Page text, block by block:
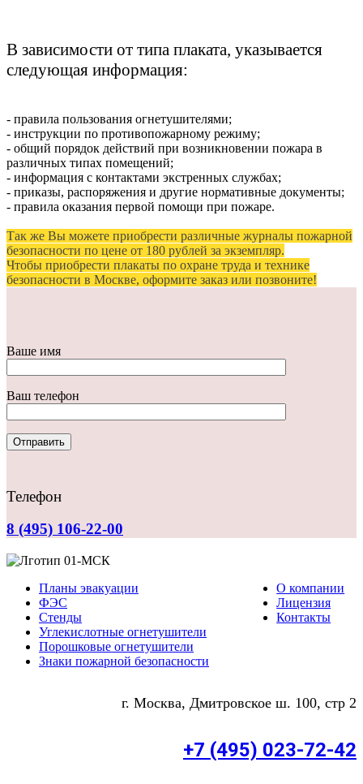
В зависимости от типа плаката, указывается
следующая информация:
- правила пользования огнетушителями;
- инструкции по противопожарному режиму;
- общий порядок действий при возникновении пожара в
различных типах помещений;
- информация с контактами экстренных службах;
- приказы, распоряжения и другие нормативные документы;
- правила оказания первой помощи при пожаре.
Так же Вы можете приобрести различные журналы пожарной
безопасности по цене от 180 рублей за экземпляр.
Чтобы приобрести плакаты по охране труда и технике
безопасности в Москве, оформите заказ или позвоните!
Ваше имя
Ваш телефон
Телефон
8 (495) 106-22-00
Планы эвакуации
ФЭС
Стенды
Углекислотные огнетушители
Порошковые огнетушители
Знаки пожарной безопасности
О компании
Лицензия
Контакты
г. Москва, Дмитровское ш. 100, стр 2
+7 (495) 023-72-42